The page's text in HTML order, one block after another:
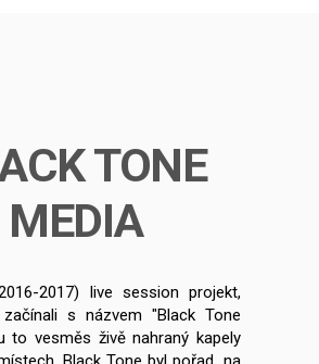
TONE
MEDIA
2017) live session projekt,
s názvem "Black Tone
to vesměs živě nahraný kapely